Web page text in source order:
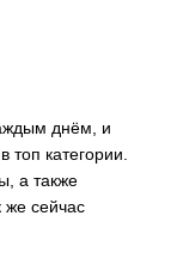
днём, и
топ категории.
а также
же сейчас